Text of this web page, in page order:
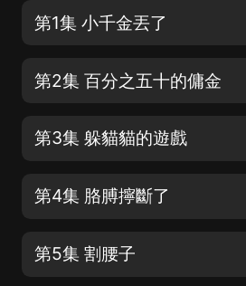
第1集 小千金丟了
第2集 百分之五十的傭金
第3集 躲貓貓的遊戲
第4集 胳膊擰斷了
第5集 割腰子